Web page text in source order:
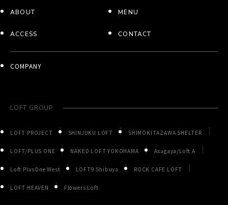
ABOUT MENU
ACCESS CONTACT
COMPANY
LOFT GROUP
LOFT PROJECT SHINJUKU LOFT SHIMOKITAZAWA SHELTER
LOFT/PLUS ONE NAKED LOFT YOKOHAMA Asagaya/Loft A
Loft PlusOne West LOFT9 Shibuya ROCK CAFE LOFT
LOFT HEAVEN Flowers Loft